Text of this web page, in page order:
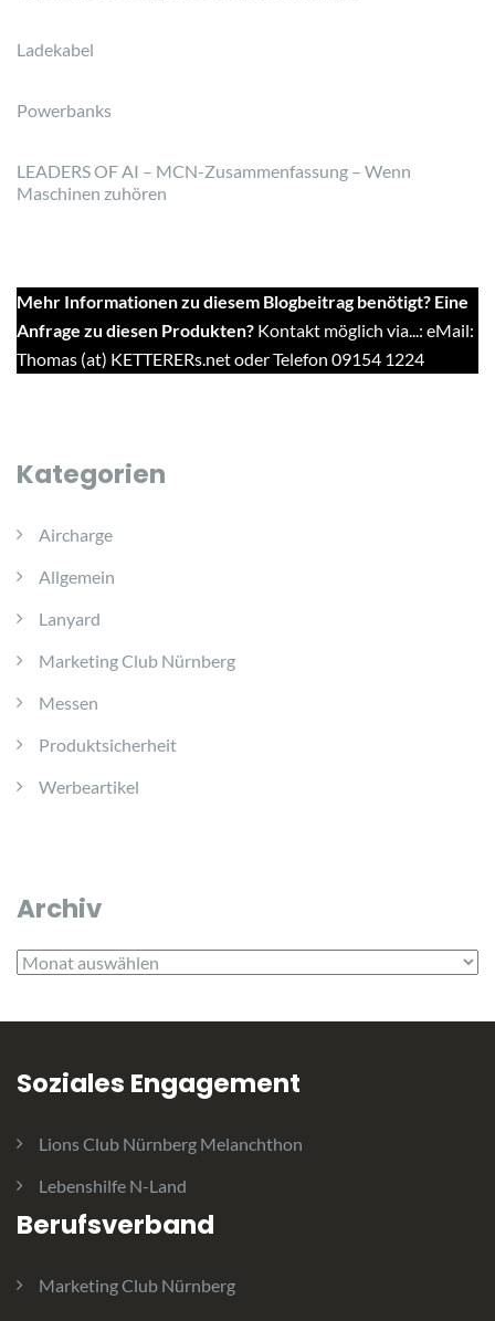
Ladekabel
Powerbanks
LEADERS OF AI – MCN-Zusammenfassung – Wenn
Maschinen zuhören
Mehr Informationen zu diesem Blogbeitrag benötigt? Eine
Anfrage zu diesen Produkten? Kontakt möglich via...: eMail:
Thomas (at) KETTERERs.net oder Telefon 09154 1224
Kategorien
Aircharge
Allgemein
Lanyard
Marketing Club Nürnberg
Messen
Produktsicherheit
Werbeartikel
Archiv
Archiv
Soziales Engagement
Lions Club Nürnberg Melanchthon
Lebenshilfe N-Land
Berufsverband
Marketing Club Nürnberg